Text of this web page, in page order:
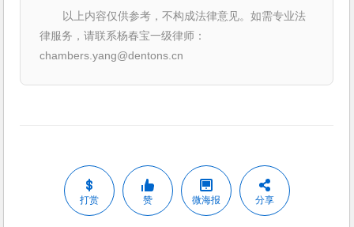
以上内容仅供参考，不构成法律意见。如需专业法
律服务，请联系杨春宝一级律师：
chambers.yang@dentons.cn
打赏 赞 微海报 分享